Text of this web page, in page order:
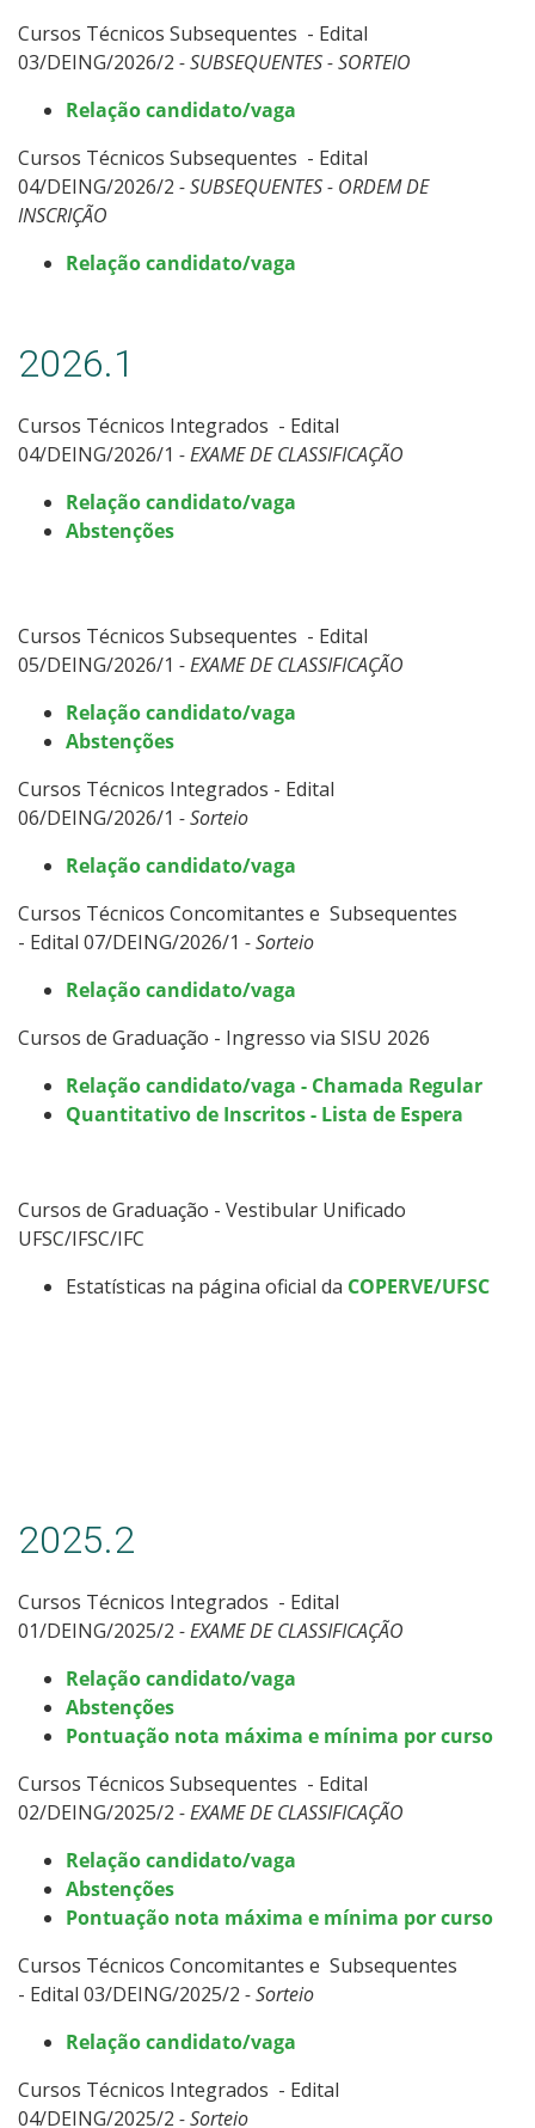
Cotas
Orientações para Matrícula
Transferências e Retornos
Cursos Técnicos Subsequentes - Edital
03/DEING/2026/2 - SUBSEQUENTES - SORTEIO
Relação candidato/vaga
Cursos Técnicos Subsequentes - Edital
04/DEING/2026/2 - SUBSEQUENTES - ORDEM DE
INSCRIÇÃO
Relação candidato/vaga
2026.1
Cursos Técnicos Integrados - Edital
04/DEING/2026/1 - EXAME DE CLASSIFICAÇÃO
Relação candidato/vaga
Abstenções
Cursos Técnicos Subsequentes - Edital
05/DEING/2026/1 - EXAME DE CLASSIFICAÇÃO
Relação candidato/vaga
Abstenções
Cursos Técnicos Integrados - Edital
06/DEING/2026/1 - Sorteio
Relação candidato/vaga
Cursos Técnicos Concomitantes e Subsequentes
- Edital 07/DEING/2026/1 - Sorteio
Relação candidato/vaga
Cursos de Graduação - Ingresso via SISU 2026
​​​​Relação candidato/vaga - Chamada Regular
Quantitativo de Inscritos - Lista de Espera
Cursos de Graduação - Vestibular Unificado
UFSC/IFSC/IFC
Estatísticas na página oficial da COPERVE/UFSC
2025.2
Cursos Técnicos Integrados - Edital
01/DEING/2025/2 - EXAME DE CLASSIFICAÇÃO
Relação candidato/vaga
Abstenções
Pontuação nota máxima e mínima por curso
Cursos Técnicos Subsequentes - Edital
02/DEING/2025/2 - EXAME DE CLASSIFICAÇÃO
Relação candidato/vaga
Abstenções
Pontuação nota máxima e mínima por curso
Cursos Técnicos Concomitantes e Subsequentes
- Edital 03/DEING/2025/2 - Sorteio
Relação candidato/vaga
Cursos Técnicos Integrados - Edital
04/DEING/2025/2 - Sorteio